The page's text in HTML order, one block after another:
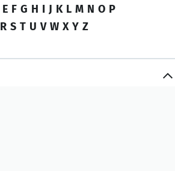
E F G H I J K L M N O P
R S T U V W X Y Z